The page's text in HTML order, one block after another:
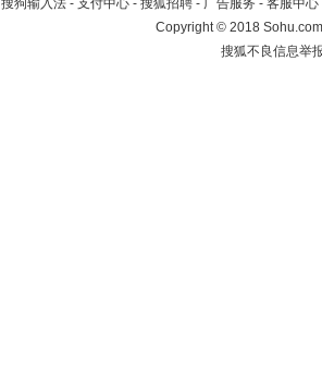
搜狗输入法 - 支付中心 - 搜狐招聘 - 广告服务 - 客服中心
Copyright©2018
搜狐不良信息举